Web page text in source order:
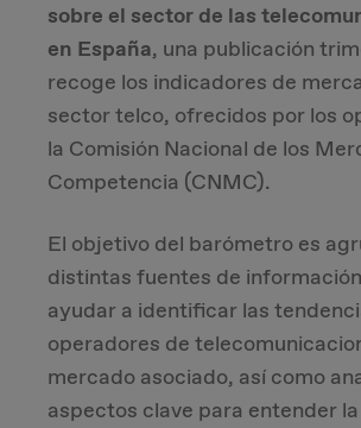
Due Diligence
Carve-out
Post Merger Integration
Business Strategy
Market Strategy & Screening
Performance Transformation
sobre el sector de las
en España, una publicación
recoge los indicadores de
sector telco, ofrecidos por los
la Comisión Nacional de los
Competencia (CNMC).
El objetivo del barómetro es
distintas fuentes de
ayudar a identificar las
operadores de
mercado asociado, así como
aspectos clave para entender